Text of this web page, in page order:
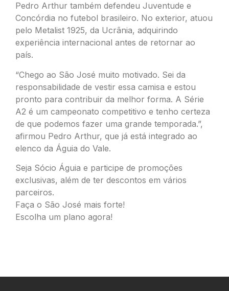
Pedro Arthur também defendeu Juventude e
Concórdia no futebol brasileiro. No exterior, atuou
pelo Metalist 1925, da Ucrânia, adquirindo
experiência internacional antes de retornar ao
país.
“Chego ao São José muito motivado. Sei da
responsabilidade de vestir essa camisa e estou
pronto para contribuir da melhor forma. A Série
A2 é um campeonato competitivo e tenho certeza
de que podemos fazer uma grande temporada.”,
afirmou Pedro Arthur, que já está integrado ao
elenco da Águia do Vale.
Seja Sócio Águia e participe de promoções
exclusivas, além de ter descontos em vários
parceiros.
Faça o São José mais forte!
Escolha um plano agora!